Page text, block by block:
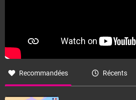
Recommandées Récents